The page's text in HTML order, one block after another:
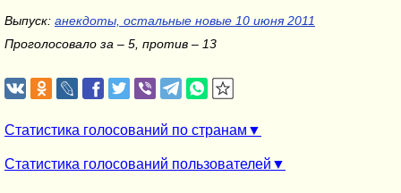
Выпуск: анекдоты, остальные новые 10 июня 2011
Проголосовало за – 5, против – 13
Статистика голосований по странам
Статистика голосований пользователей